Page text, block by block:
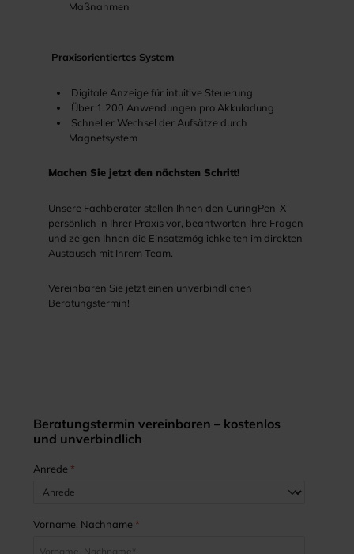
Maßnahmen
Praxisorientiertes System
Digitale Anzeige für intuitive Steuerung
Über 1.200 Anwendungen pro Akkuladung
Schneller Wechsel der Aufsätze durch
Magnetsystem
Machen Sie jetzt den nächsten Schritt!
Unsere Fachberater stellen Ihnen den CuringPen-X
persönlich in Ihrer Praxis vor, beantworten Ihre Fragen
und zeigen Ihnen die Einsatzmöglichkeiten im direkten
Austausch mit Ihrem Team.
Vereinbaren Sie jetzt einen unverbindlichen
Beratungstermin!
Beratungstermin vereinbaren – kostenlos
und unverbindlich
Anrede *
Vorname, Nachname *